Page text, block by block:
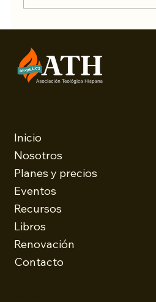
Conferencia Anual
Inicio
Nosotros
Planes y precios
Eventos
Recursos
Libros
Renovación
Contacto